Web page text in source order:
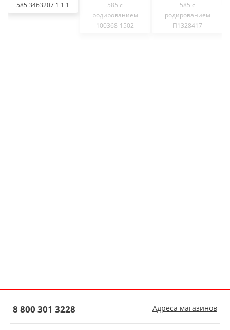
585 3463207 1 1 1
585 с
родированием
100368-1502
585 с
родированием
П1328417
8 800 301 3228 Адреса магазинов